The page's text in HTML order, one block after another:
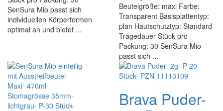
SenSura Mio passt sich
individuellen Körperformen
optimal an und bietet ...
Beutelgröße: maxi Farbe:
Transparent Basisplattentyp:
plan Hautschutztyp: Standard
Tragedauer Stück pro
Packung: 30 SenSura Mio
passt sich ...
Brava Puder-